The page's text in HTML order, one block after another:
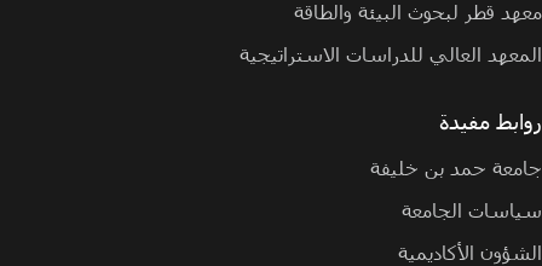
معهد قطر لبحوث البيئة والطاقة
المعهد العالي للدراسات الاستراتيجية
روابط مفيدة
جامعة حمد بن خليفة
سياسات الجامعة
الشؤون الأكاديمية